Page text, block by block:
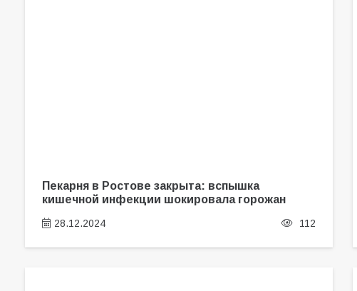
Пекарня в Ростове закрыта: вспышка
кишечной инфекции шокировала горожан
28.12.2024 112